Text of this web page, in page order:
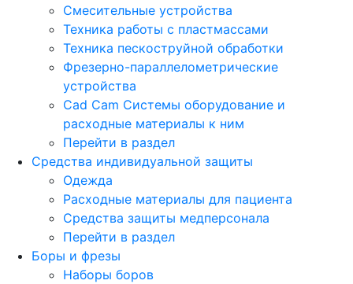
Смесительные устройства
Техника работы с пластмассами
Техника пескоструйной обработки
Фрезерно-параллелометрические
устройства
Cad Cam Системы оборудование и
расходные материалы к ним
Перейти в раздел
Средства индивидуальной защиты
Одежда
Расходные материалы для пациента
Средства защиты медперсонала
Перейти в раздел
Боры и фрезы
Наборы боров